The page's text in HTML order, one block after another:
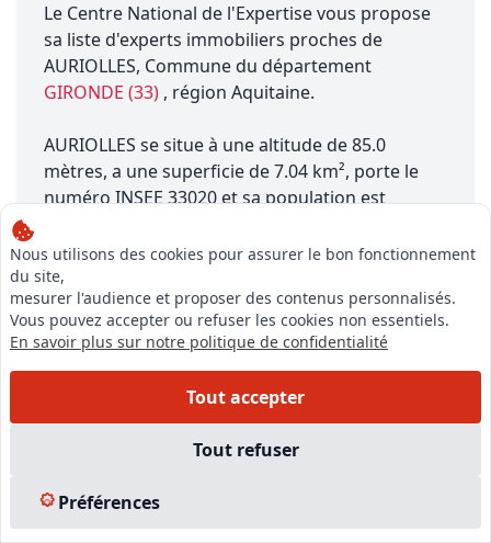
Le Centre National de l'Expertise vous propose
sa liste d'experts immobiliers proches de
AURIOLLES, Commune du département
GIRONDE (33) , région Aquitaine.
AURIOLLES se situe à une altitude de 85.0
mètres, a une superficie de 7.04 km², porte le
numéro INSEE 33020 et sa population est
Nous utilisons des cookies pour assurer le bon fonctionnement
du site,
mesurer l'audience et proposer des contenus personnalisés.
Vous pouvez accepter ou refuser les cookies non essentiels.
En savoir plus sur notre politique de confidentialité
Tout accepter
Tout refuser
Préférences
Notre équipe est à votre écoute pour vous accompagner dans
votre projet,
du financement de votre formation à la création de votre